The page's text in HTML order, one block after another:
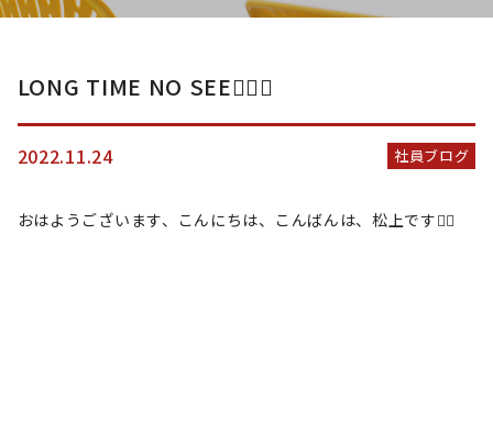
LONG TIME NO SEE😵‍💫🤍
2022.11.24 社員ブログ
おはようございます、こんにちは、こんばんは、松上です✌🏻